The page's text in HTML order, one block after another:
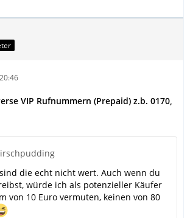
VIP Rufnummern (Prepaid) z.b. 0170,
die echt nicht wert. Auch wenn du
würde ich als potenzieller Käufer
von 10 Euro vermuten, keinen von 80